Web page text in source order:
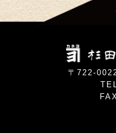
〒722-